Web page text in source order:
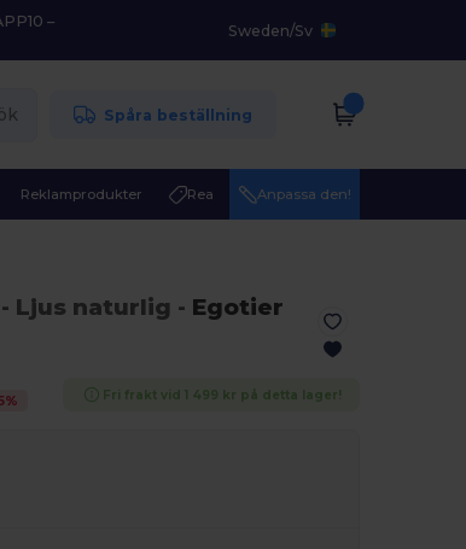
–
Sweden/Sv
Spåra beställning
Reklamprodukter Rea Anpassa den!
- Ljus naturlig - Egotier
% Fri frakt vid 1 499 kr på detta lager!